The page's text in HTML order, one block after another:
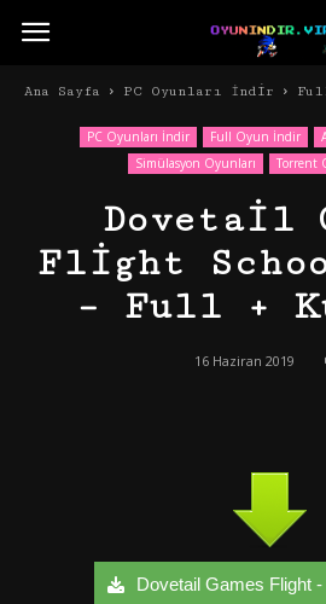
Ana Sayfa PC Oyunları İndir
PC Oyunları İndir Full Oyun İndir
Simülasyon Oyunları
Torrent
Dovetail
Flight
– Full +
16 Haziran 2019
Dovetail Games Flight